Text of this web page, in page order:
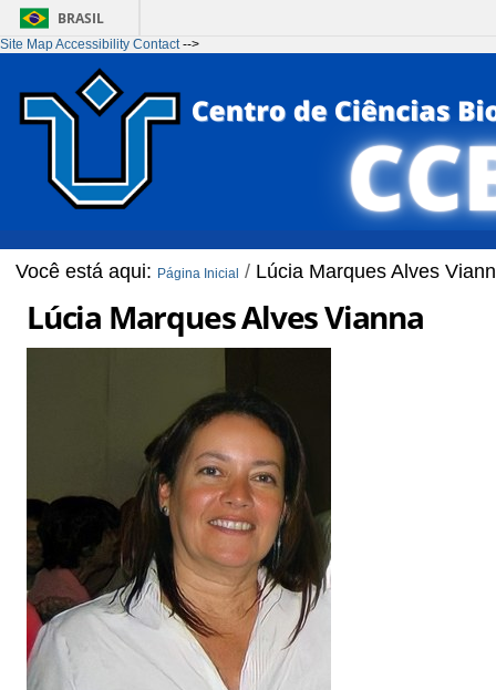
BRASIL
Ir para o conteúdo
Site MapAccessibility Contact-->
Você está aqui: Página Inicial / Lúcia Marques Alves
Lúcia Marques Alves Vianna